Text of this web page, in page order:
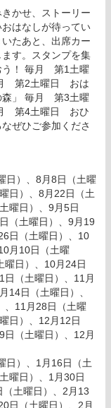
かせ、ストーリー
はなしが待ってい
たあと、出席カー
ます。スタンプを集
う！ 毎月 第1土曜
第2土曜日 おは
森」 毎月 第3土曜
第4土曜日 おひ
ぜひご参加くださ
日）
、8月8日（土曜
日）
、8月22日（土
曜日）
、9月5日
（土曜日）
、9月19
日（土曜日）
、10
10月10日（土曜
曜日）
、10月24日
日（土曜日）
、11月
月14日（土曜日）
、11月28日（土曜
日）
、12月12日
日（土曜日）
、12月
日）
、1月16日（土
曜日）
、1月30日
（土曜日）
、2月13
日（土曜日）
、2月